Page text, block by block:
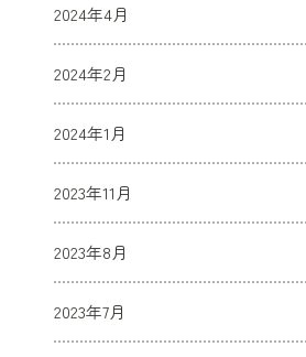
2024年4月
2024年2月
2024年1月
2023年11月
2023年8月
2023年7月